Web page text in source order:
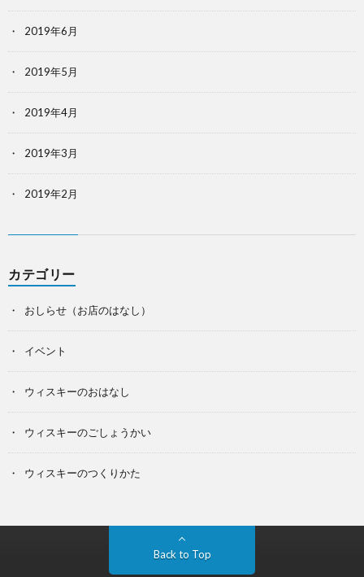
2019年6月
2019年5月
2019年4月
2019年3月
2019年2月
カテゴリー
おしらせ（お店のはなし）
イベント
ウィスキーのおはなし
ウィスキーのごしょうかい
ウィスキーのつくりかた
Back to Top